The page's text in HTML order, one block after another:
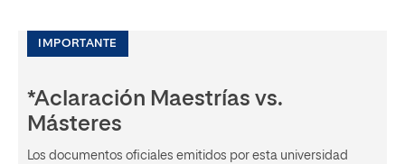
IMPORTANTE
*Aclaración Maestrías vs.
Másteres
Los documentos oficiales emitidos por esta universidad